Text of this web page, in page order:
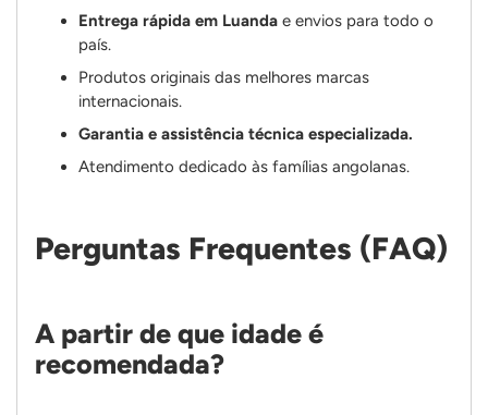
Entrega rápida em Luanda e envios para todo o
país.
Produtos originais das melhores marcas
internacionais.
Garantia e assistência técnica especializada.
Atendimento dedicado às famílias angolanas.
Perguntas Frequentes (FAQ)
A partir de que idade é
recomendada?